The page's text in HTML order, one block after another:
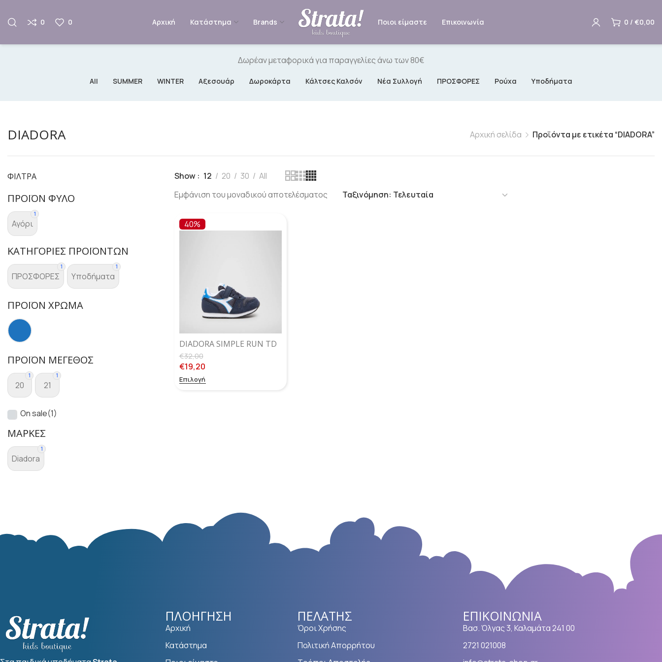
0 0 Αρχική Κατάστημα Brands Ποιοι είμαστε Επικοινωνία 0 / €0,00
Δωρέαν μεταφορικά για παραγγελίες άνω των 80€
All SUMMER WINTER Αξεσουάρ Δωροκάρτα Κάλτσες Καλσόν Νέα Συλλογή ΠΡΟΣΦΟΡΕΣ Ρούχα Υποδήματα
DIADORA Αρχική σελίδα Προϊόντα με ετικέτα “DIADORA”
ΦΊΛΤΡΑ
ΠΡΟΪΌΝ ΦΎΛΟ
1
Αγόρι
ΚΑΤΗΓΟΡΊΕΣ ΠΡΟΪΌΝΤΩΝ
1
ΠΡΟΣΦΟΡΕΣ
1
Υποδήματα
ΠΡΟΪΌΝ ΧΡΏΜΑ
ΠΡΟΪΌΝ ΜΈΓΕΘΟΣ
1
20
1
21
On sale(1)
ΜΆΡΚΕΣ
1
Diadora
Show 12 20 30
All
Εμφάνιση του μοναδικού αποτελέσματος
40%
DIADORA SIMPLE RUN TD
– BLUE CORSAIR
€32,00
€19,20
Επιλογή
ΠΛΟΉΓΗΣΗ
Αρχική
Κατάστημα
ΠΕΛΆΤΗΣ
Όροι Χρήσης
Πολιτική Απορρήτου
ΕΠΙΚΟΙΝΩΝΊΑ
Βασ. Όλγας 3, Καλαμάτα 241 00
2721 021008